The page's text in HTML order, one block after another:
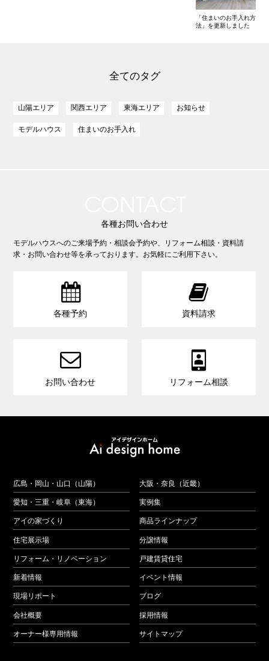
「住まいのお手入れ方
法」を更新しました
全てのタグ
山陽エリア 関西エリア 東海エリア お知らせ
モデルハウス 住まいのお手入れ
各種お問い合わせ
モデルハウスへのご来場予約・相談会予約や、リフォーム相談・資料請
求・お問い合わせ等を承っております。お気軽にご利用下さい。

各種予約

資料請求

お問い合わせ

リフォーム相談
広島・岡山・山口（山陽） 大阪・奈良（近畿）
愛知・三重・岐阜（東海） 実例集
アイの家づくり 商品ラインナップ
住宅展示場 分譲情報
リフォーム・リノベーション 戸建賃貸住宅
新着情報 イベント情報
現場リポート ブログ
会社概要 採用情報
オーナー様専用情報 サイトマップ